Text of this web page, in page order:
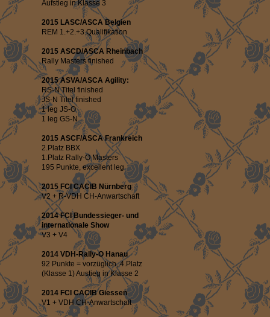
Aufstieg in Klasse 3
2015 LASC/ASCA Belgien
REM 1.+2.+3.Qualifikation
2015 ASCD/ASCA Rheinbach
Rally Masters finished
2015 ASVA/ASCA Agility:
RS-N Titel finished
JS-N Titel finished
1 leg JS-O
1 leg GS-N
2015 ASCF/ASCA Frankreich
2.Platz BBX
1.Platz Rally-O Masters
195 Punkte, excellent leg
2015 FCI CACIB Nürnberg
V2 + R-VDH CH-Anwartschaft
2014 FCI Bundessieger- und
internationale Show
V3 + V4
2014 VDH-Rally-O Hanau
92 Punkte = vorzüglich, 4.Platz
(Klasse 1) Austieg in Klasse 2
2014 FCI CACIB Giessen
V1 + VDH CH-Anwartschaft